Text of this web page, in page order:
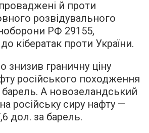
й проти
розвідувального
РФ 29155,
кібератак проти України.
знизив граничну ціну
російського походження
барель. А новозеландський
російську сиру нафту —
дол. за барель.